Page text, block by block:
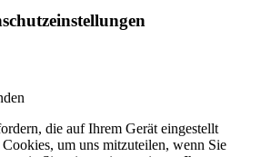
die auf Ihrem Gerät eingestellt
um uns mitzuteilen, wenn Sie